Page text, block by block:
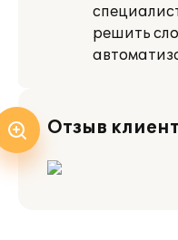
решить
Отзыв